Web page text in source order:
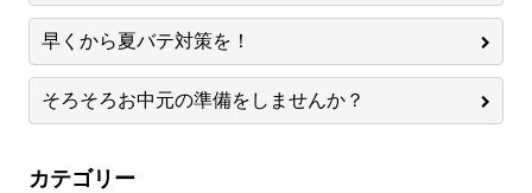
早くから夏バテ対策を！
そろそろお中元の準備をしませんか？
カテゴリー